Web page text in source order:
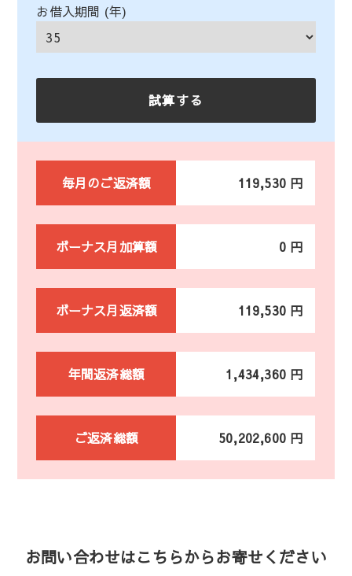
お借入期間 (年)
毎月のご返済額 119,530 円
ボーナス月加算額 0 円
ボーナス月返済額 119,530 円
年間返済総額 1,434,360 円
ご返済総額 50,202,600 円
お問い合わせはこちらからお寄せください